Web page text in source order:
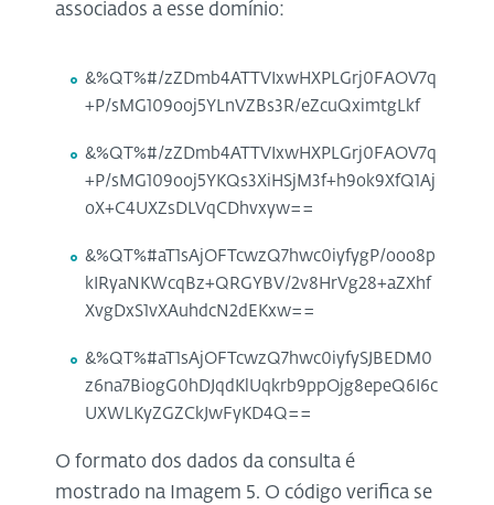
associados a esse domínio:
&%QT%#/zZDmb4ATTVIxwHXPLGrj0FAOV7q
+P/sMG109ooj5YLnVZBs3R/eZcuQximtgLkf
&%QT%#/zZDmb4ATTVIxwHXPLGrj0FAOV7q
+P/sMG109ooj5YKQs3XiHSjM3f+h9ok9XfQ1Aj
oX+C4UXZsDLVqCDhvxyw==
&%QT%#aT1sAjOFTcwzQ7hwc0iyfygP/ooo8p
kIRyaNKWcqBz+QRGYBV/2v8HrVg28+aZXhf
XvgDxS1vXAuhdcN2dEKxw==
&%QT%#aT1sAjOFTcwzQ7hwc0iyfySJBEDM0
z6na7BiogG0hDJqdKlUqkrb9ppOjg8epeQ6I6c
UXWLKyZGZCkJwFyKD4Q==
O formato dos dados da consulta é
mostrado na Imagem 5. O código verifica se